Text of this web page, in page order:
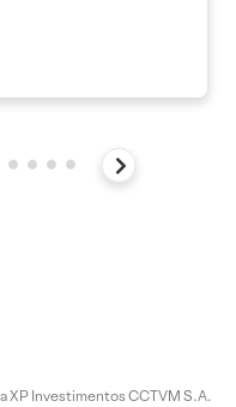
XP Investimentos CCTVM S.A.